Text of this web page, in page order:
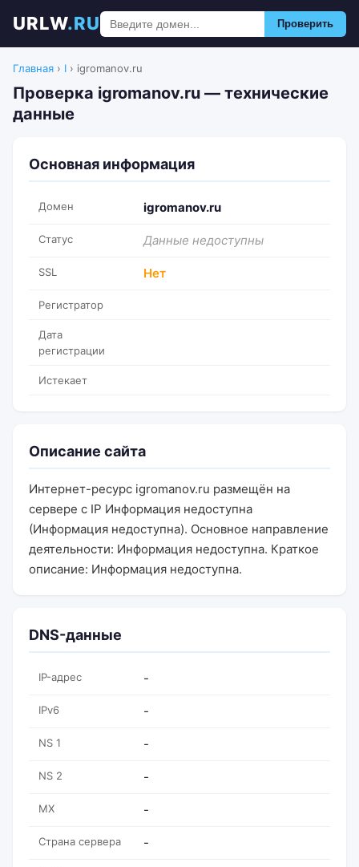
URLW.RU Проверить
Главная › I › igromanov.ru
Проверка igromanov.ru — технические
данные
Основная информация
Домен igromanov.ru
Статус Данные недоступны
SSL Нет
Регистратор
Дата
регистрации
Истекает
Описание сайта
Интернет-ресурс igromanov.ru размещён на
сервере с IP Информация недоступна
(Информация недоступна). Основное направление
деятельности: Информация недоступна. Краткое
описание: Информация недоступна.
DNS-данные
IP-адрес -
IPv6 -
NS 1 -
NS 2 -
MX -
Страна сервера -